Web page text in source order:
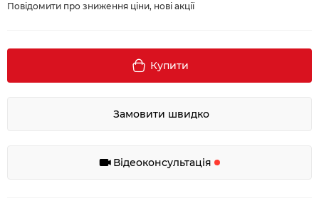
Повідомити про зниження ціни, нові акції
Купити
Замовити швидко
Відеоконсультація